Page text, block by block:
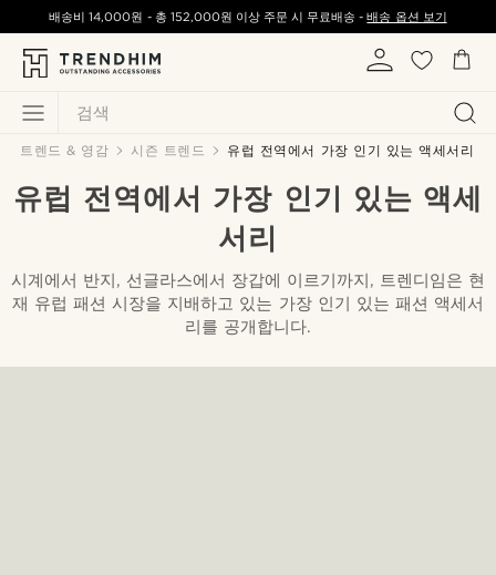
검색
배송비14,000원 - 총 152,000원 이상 주문 시 무료배송 -배송 옵션 보기
트렌드 & 영감 시즌 트렌드 유럽 전역에서 가장 인기 있는 액세서리
유럽 전역에서 가장 인기 있는 액세
서리
시계에서 반지, 선글라스에서 장갑에 이르기까지, 트렌디임은 현
재 유럽 패션 시장을 지배하고 있는 가장 인기 있는 패션 액세서
리를 공개합니다.